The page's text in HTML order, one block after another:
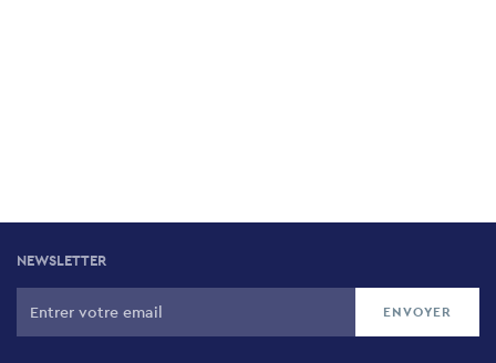
NEWSLETTER